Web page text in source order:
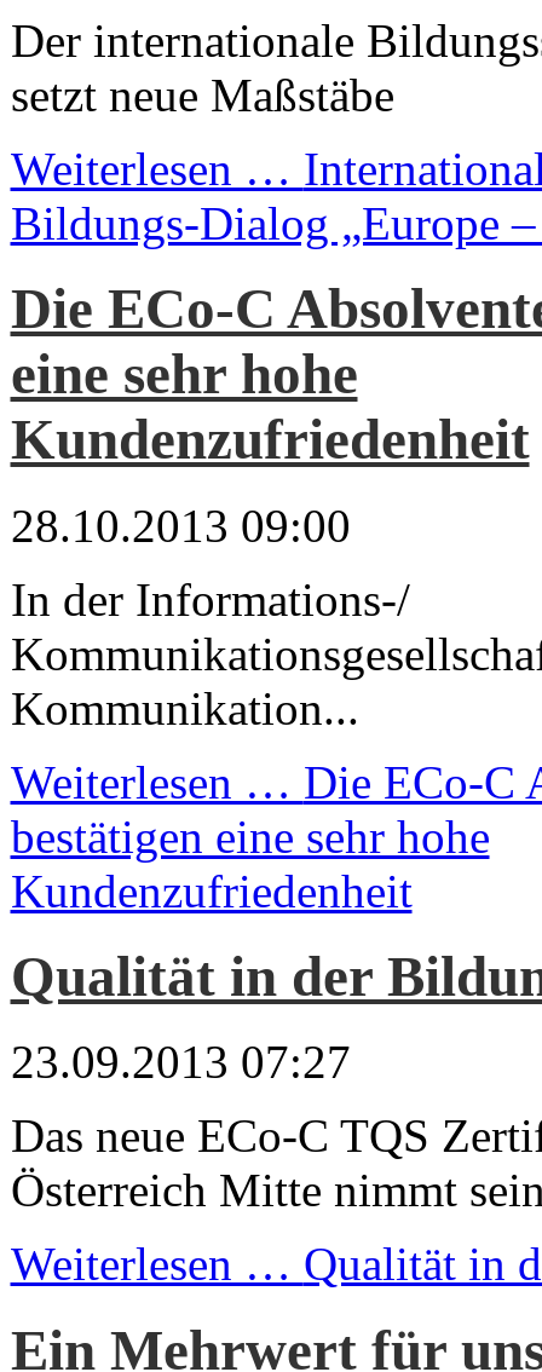
Der internationale
setzt neue Maßstäbe
Weiterlesen …
Bildungs-Dialog „Europe
Die ECo-C
eine sehr hohe
Kundenzufriedenheit
28.10.2013 09:00
In der Informations-/
Kommunikation...
Weiterlesen … Die ECo-C
bestätigen eine sehr hohe
Kundenzufriedenheit
Qualität in der
23.09.2013 07:27
Das neue ECo-C TQS
Österreich Mitte nimmt
Weiterlesen … Qualität in
Ein Mehrwert für